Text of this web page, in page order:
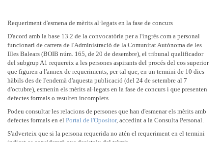
Requeriment d'esmena de mèrits al·legats en la fase de concurs
D'acord amb la base 13.2 de la convocatòria per a l'ingrés com a personal
funcionari de carrera de l'Administració de la Comunitat Autònoma de les
Illes Balears (BOIB núm. 165, de 20 de desembre), el tribunal qualificador
del subgrup A1 requereix a les persones aspirants del procés del cos superior
que figuren a l'annex de requeriments, per tal que, en un termini de 10 dies
hàbils des de l'endemà d'aquesta publicació (del 24 de setembre al 7
d'octubre), esmenin els mèrits al·legats en la fase de concurs i que presenten
defectes formals o resulten incomplets.
Podeu consultar les relacions de persones que han d'esmenar els mèrits amb
defectes formals en el Portal de l'Opositor, accedint a la Consulta Personal.
S'adverteix que si la persona requerida no atén el requeriment en el termini